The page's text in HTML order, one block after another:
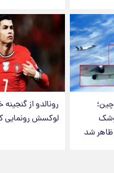
شد
رونالدو از
لوکسش رونمایی